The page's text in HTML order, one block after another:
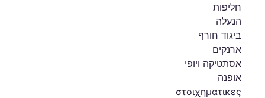
חליפות
הנעלה
ביגוד חורף
ארנקים
אסתטיקה ויופי
אופנה
στοιχηματικες